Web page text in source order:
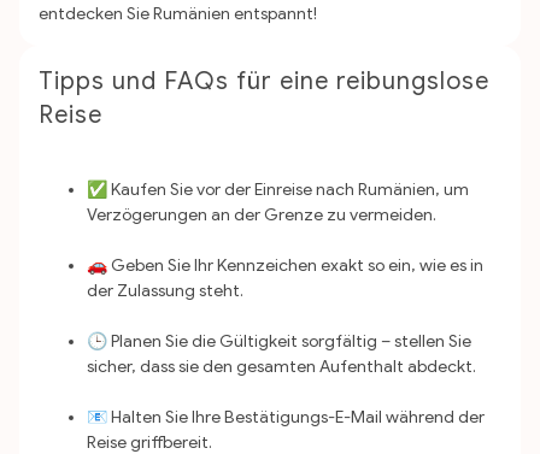
entdecken Sie Rumänien entspannt!
Tipps und FAQs für eine reibungslose
Reise
✅ Kaufen Sie vor der Einreise nach Rumänien, um
Verzögerungen an der Grenze zu vermeiden.
🚗 Geben Sie Ihr Kennzeichen exakt so ein, wie es in
der Zulassung steht.
🕒 Planen Sie die Gültigkeit sorgfältig – stellen Sie
sicher, dass sie den gesamten Aufenthalt abdeckt.
📧 Halten Sie Ihre Bestätigungs-E-Mail während der
Reise griffbereit.